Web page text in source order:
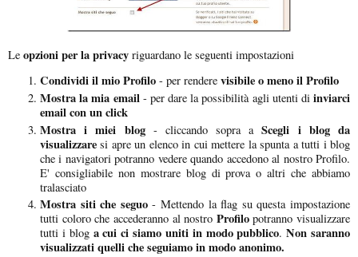
Le opzioni per la privacy riguardano le seguenti impostazioni
Condividi il mio Profilo - per rendere visibile o meno il Profilo
Mostra la mia email- per dare la possibilità agli utenti diinviarci
email con un click
Mostra i miei blog- cliccando sopra aScegli i blog da
visualizzare si apre un elenco in cui mettere la spunta a tutti i blog
che i navigatori potranno vedere quando accedono al nostro Profilo.
E' consigliabile non mostrare blog di prova o altri che abbiamo
tralasciato
Mostra siti che seguo- Mettendo la flag su questa impostazione
tutti coloro che accederanno al nostro Profilopotranno visualizzare
tutti i blog a cui ci siamo uniti in modo pubblico.Non saranno
visualizzati quelli che seguiamo in modo anonimo.